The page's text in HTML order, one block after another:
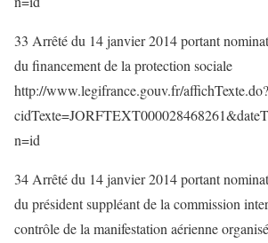
33 Arrêté du 14 janvier 2014 portant
du financement de la protection sociale
http://www.legifrance.gouv.fr/affichTexte.do?
n=id
34 Arrêté du 14 janvier 2014 portant
du président suppléant de la commission
contrôle de la manifestation aérienne